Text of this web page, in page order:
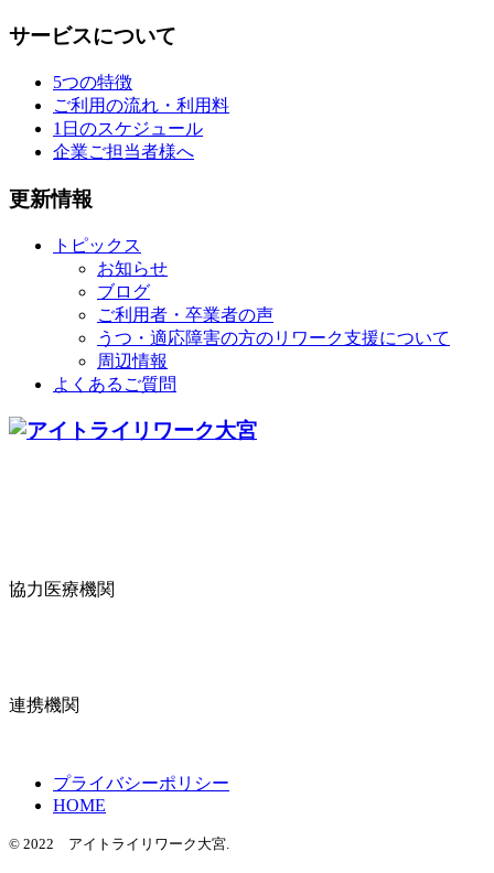
サービスについて
5つの特徴
ご利用の流れ・利用料
1日のスケジュール
企業ご担当者様へ
更新情報
トピックス
お知らせ
ブログ
ご利用者・卒業者の声
うつ・適応障害の方のリワーク支援について
周辺情報
よくあるご質問
協力医療機関
連携機関
プライバシーポリシー
HOME
© 2022 アイトライリワーク大宮.